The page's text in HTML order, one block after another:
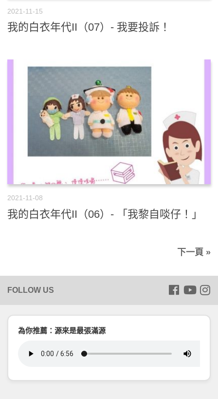
2021-11-15
我的白衣年代II（07）- 我要投訴！
2021-11-08
我的白衣年代II（06）- 「我黎自啖仔！」
下一頁 »
為你推薦：源來是最張滿源